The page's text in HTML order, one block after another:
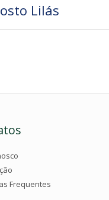
Lilás
Frequentes